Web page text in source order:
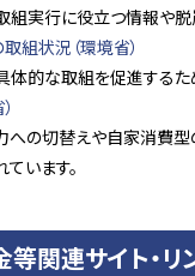
実行に役立つ情報や脱
組状況（環境省）
的な取組を促進するた
の切替えや自家消費型
います。
関連サイト・リ